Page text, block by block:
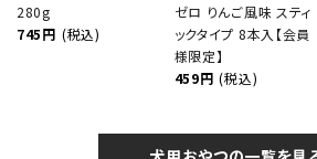
280g
745円 (税込)
ゼロ りんご風味 スティ
ックタイプ 8本入【会員
様限定】
459円 (税込)